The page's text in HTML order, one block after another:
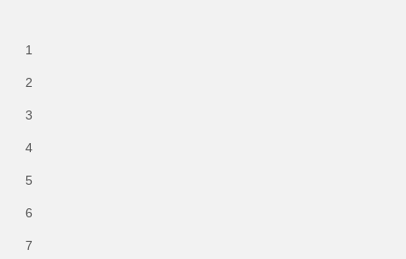
1
2
3
4
5
6
7